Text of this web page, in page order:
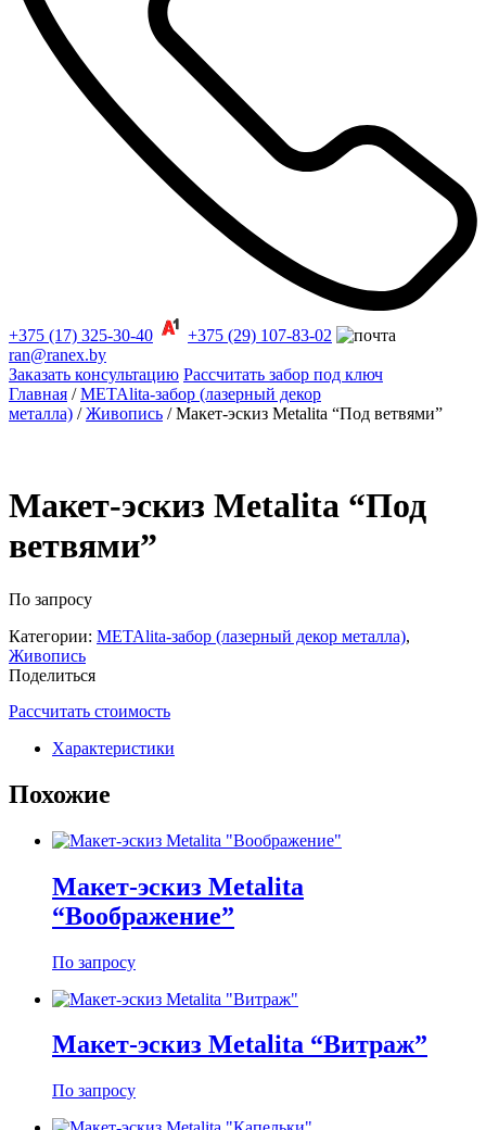
+375 (17) 325-30-40
+375 (29) 107-83-02
ran@ranex.by
Заказать консультацию Рассчитать забор под ключ
Главная /METAlita-забор (лазерный декор
металла) /Живопись / Макет-эскиз Меtalita “Под ветвями”
Макет-эскиз Меtalita “Под
ветвями”
По запросу
Категории: METAlita-забор (лазерный декор металла),
Живопись
Поделиться
Рассчитать стоимость
Характеристики
Похожие
Макет-эскиз Меtalita
“Воображение”
По запросу
Макет-эскиз Меtalita “Витраж”
По запросу